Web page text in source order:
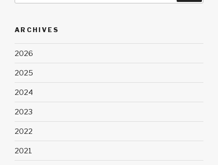
ARCHIVES
2026
2025
2024
2023
2022
2021